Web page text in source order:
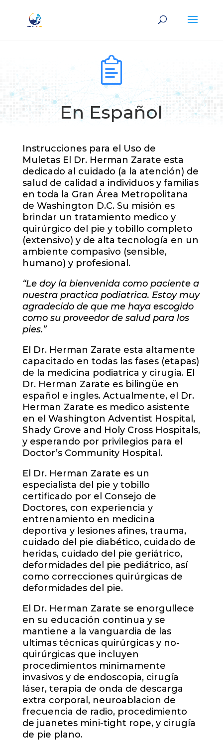
En Español
Instrucciones para el Uso de
Muletas El Dr. Herman Zarate esta
dedicado al cuidado (a la atención) de
salud de calidad a individuos y familias
en toda la Gran Área Metropolitana
de Washington D.C. Su misión es
brindar un tratamiento medico y
quirúrgico del pie y tobillo completo
(extensivo) y de alta tecnología en un
ambiente compasivo (sensible,
humano) y profesional.
“Le doy la bienvenida como paciente a
nuestra practica podiatrica. Estoy muy
agradecido de que me haya escogido
como su proveedor de salud para los
pies.”
El Dr. Herman Zarate esta altamente
capacitado en todas las fases (etapas)
de la medicina podiatrica y cirugía. El
Dr. Herman Zarate es bilingüe en
español e ingles. Actualmente, el Dr.
Herman Zarate es medico asistente
en el Washington Adventist Hospital,
Shady Grove and Holy Cross Hospitals,
y esperando por privilegios para el
Doctor’s Community Hospital.
El Dr. Herman Zarate es un
especialista del pie y tobillo
certificado por el Consejo de
Doctores, con experiencia y
entrenamiento en medicina
deportiva y lesiones afines, trauma,
cuidado del pie diabético, cuidado de
heridas, cuidado del pie geriátrico,
deformidades del pie pediátrico, así
como correcciones quirúrgicas de
deformidades del pie.
El Dr. Herman Zarate se enorgullece
en su educación continua y se
mantiene a la vanguardia de las
ultimas técnicas quirúrgicas y no-
quirúrgicas que incluyen
procedimientos minimamente
invasivos y de endoscopia, cirugía
láser, terapia de onda de descarga
extra corporal, neuroablacion de
frecuencia de radio, procedimiento
de juanetes mini-tight rope, y cirugía
de pie plano.